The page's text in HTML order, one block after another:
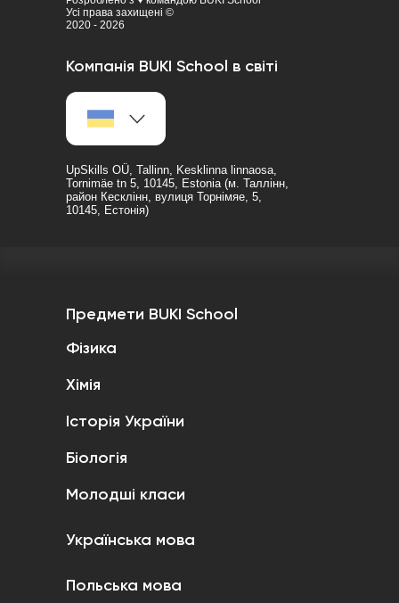
Усі права захищені ©
2020 - 2026
Компанія BUKI School в світі
UpSkills OÜ, Tallinn, Kesklinna linnaosa,
Tornimäe tn 5, 10145, Estonia (м. Таллінн,
район Кесклінн, вулиця Торнімяе, 5,
10145, Естонія)
Предмети BUKI School
Фізика
Хімія
Історія України
Біологія
Молодші класи
Українська мова
Польська мова